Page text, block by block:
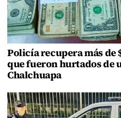
Policía recupera más de
que fueron hurtados de
Chalchuapa